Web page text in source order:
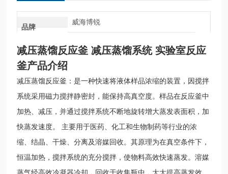
品牌
威海博锐
减压蒸馏反应釜 减压蒸馏系统 实验室反应
釜产品介绍
减压蒸馏反应釜：是一种快速将液体样品浓缩的装置，因搅拌
系统采用磁力搅拌静密封，能保持高真空度。样品在反应釜中
加热、减压，并通过搅拌系统不断地旋转增大蒸发表面积，加
快蒸发速度。 主要用于医药、化工和生物制药等行业的浓
缩、结晶、干燥、分离及溶媒回收。其原理为在真空条件下，
恒温加热，搅拌系统的充分搅拌，使物料高效快速蒸发。溶媒